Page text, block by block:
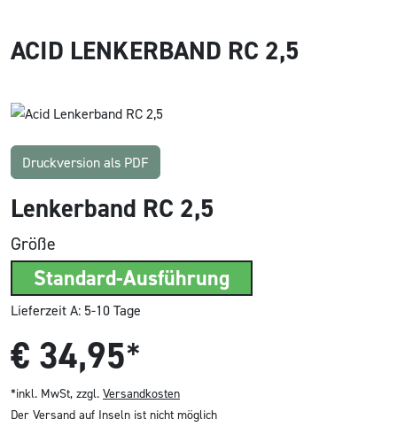
ACID LENKERBAND RC 2,5
Druckversion als PDF
Lenkerband RC 2,5
Größe
Standard-Ausführung
Lieferzeit A: 5-10 Tage
€ 34,95*
*inkl. MwSt, zzgl. Versandkosten
Der Versand auf Inseln ist nicht möglich